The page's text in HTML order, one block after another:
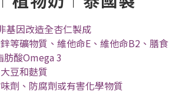
基因改造全杏仁製成
等礦物質、維他命E、維他命B2、膳食
酸Omega 3
豆和麩質
劑、防腐劑或有害化學物質